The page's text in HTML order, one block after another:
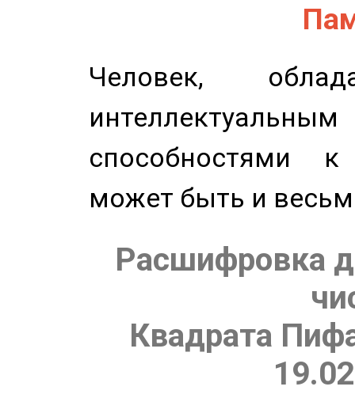
Человек,
способностями
может быть и
Расшифровка
Квадрата